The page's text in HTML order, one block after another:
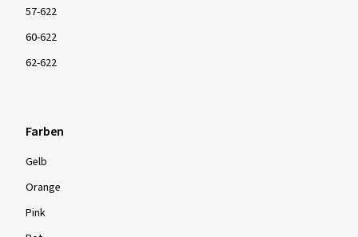
57-622
60-622
62-622
Farben
Gelb
Orange
Pink